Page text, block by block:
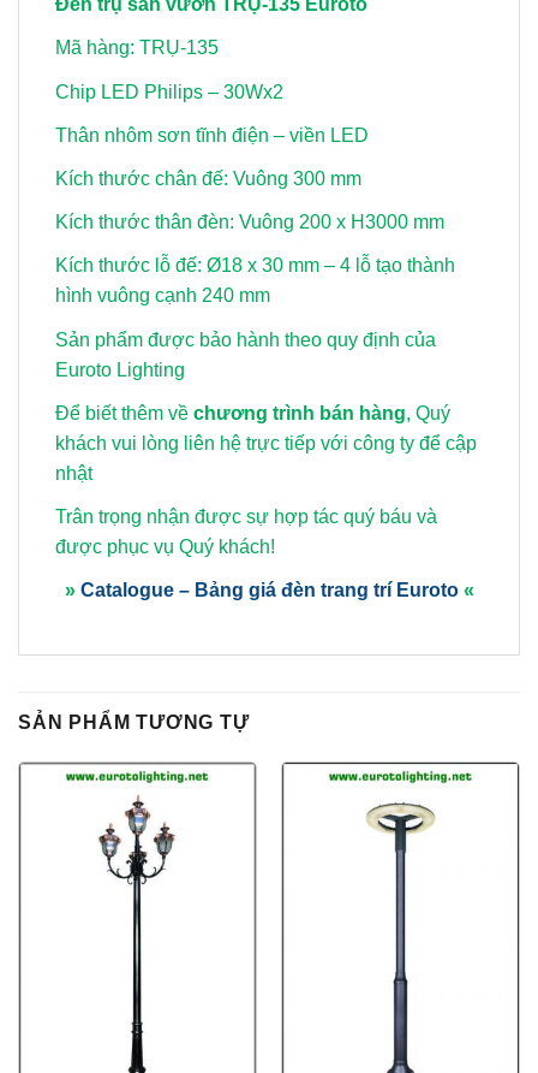
Đèn trụ sân vườn TRỤ-135 Euroto
Mã hàng: TRỤ-135
Chip LED Philips – 30Wx2
Thân nhôm sơn tĩnh điện – viền LED
Kích thước chân đế: Vuông 300 mm
Kích thước thân đèn: Vuông 200 x H3000 mm
Kích thước lỗ đế: Ø18 x 30 mm – 4 lỗ tạo thành
hình vuông cạnh 240 mm
Sản phẩm được bảo hành theo quy định của
Euroto Lighting
Để biết thêm về chương trình bán hàng, Quý
khách vui lòng liên hệ trực tiếp với công ty để cập
nhật
Trân trọng nhận được sự hợp tác quý báu và
được phục vụ Quý khách!
» Catalogue – Bảng giá đèn trang trí Euroto «
SẢN PHẨM TƯƠNG TỰ